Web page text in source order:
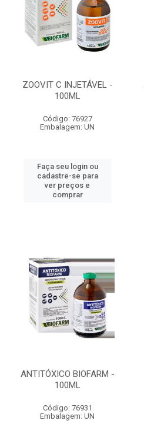
ZOOVIT C INJETÁVEL -
100ML
Código: 76927
Embalagem: UN
Faça seu login ou
cadastre-se para
ver preços e
comprar
ANTITÓXICO BIOFARM -
100ML
Código: 76931
Embalagem: UN